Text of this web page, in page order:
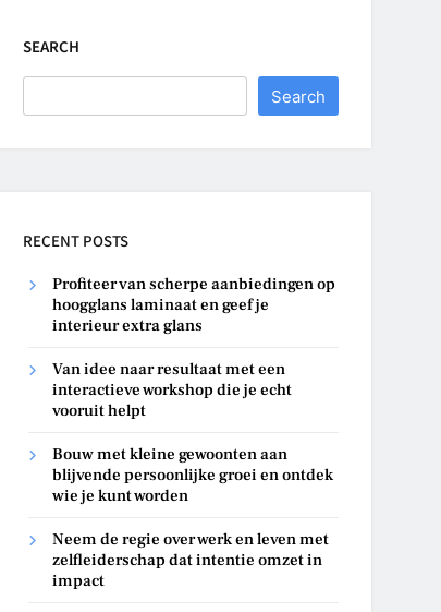
SEARCH
Search
RECENT POSTS
Profiteer van scherpe aanbiedingen op
hoogglans laminaat en geef je
interieur extra glans
Van idee naar resultaat met een
interactieve workshop die je echt
vooruit helpt
Bouw met kleine gewoonten aan
blijvende persoonlijke groei en ontdek
wie je kunt worden
Neem de regie over werk en leven met
zelfleiderschap dat intentie omzet in
impact